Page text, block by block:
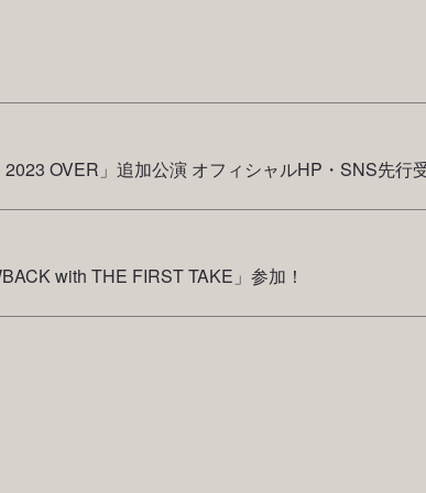
OVER」追加公演 オフィシャルHP・SNS先行
with THE FIRST TAKE」参加！